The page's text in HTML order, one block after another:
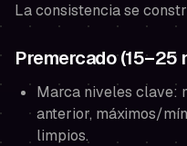
La consistencia se
Premercado (15–25
Marca niveles clave:
anterior, máximos/
limpios.